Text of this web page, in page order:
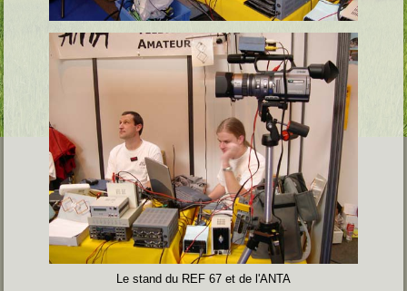
Le stand du REF 67 et de l'ANTA